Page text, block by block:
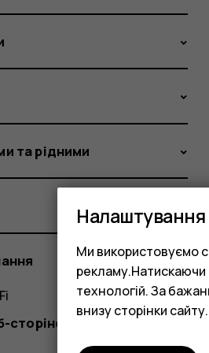
та рідними
Ми використовуємо
рекламу.Натискаючи
технологій. За
внизу сторінки